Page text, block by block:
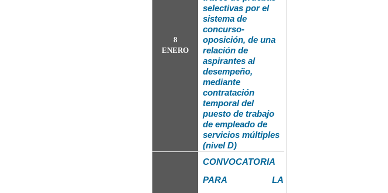
8
ENERO
selectivas por el
sistema de
concurso-
oposición, de una
relación de
aspirantes al
desempeño,
mediante
contratación
temporal del
puesto de trabajo
de empleado de
servicios múltiples
(nivel D)
CONVOCATORIA
PARA LA